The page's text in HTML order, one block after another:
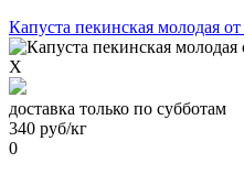
Капуста пекинская молодая от
X
доставка только по субботам
340 руб/кг
0